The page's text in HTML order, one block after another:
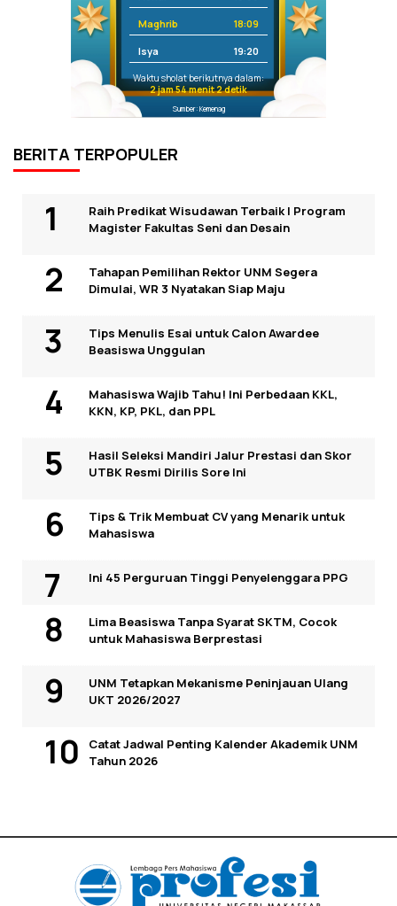
Maghrib 18:09
Isya 19:20
Waktu sholat berikutnya dalam:
2 jam 54 menit 2 detik
Sumber: Kemenag
BERITA TERPOPULER
Raih Predikat Wisudawan Terbaik I Program
Magister Fakultas Seni dan Desain
Tahapan Pemilihan Rektor UNM Segera
Dimulai, WR 3 Nyatakan Siap Maju
Tips Menulis Esai untuk Calon Awardee
Beasiswa Unggulan
Mahasiswa Wajib Tahu! Ini Perbedaan KKL,
KKN, KP, PKL, dan PPL
Hasil Seleksi Mandiri Jalur Prestasi dan Skor
UTBK Resmi Dirilis Sore Ini
Tips & Trik Membuat CV yang Menarik untuk
Mahasiswa
Ini 45 Perguruan Tinggi Penyelenggara PPG
Lima Beasiswa Tanpa Syarat SKTM, Cocok
untuk Mahasiswa Berprestasi
UNM Tetapkan Mekanisme Peninjauan Ulang
UKT 2026/2027
Catat Jadwal Penting Kalender Akademik UNM
Tahun 2026